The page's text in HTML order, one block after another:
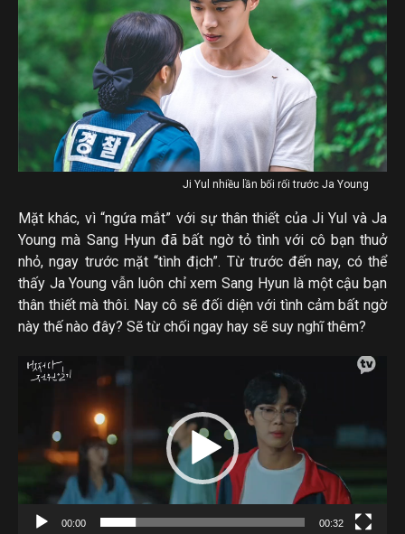
Ji Yul nhiều lần bối rối trước Ja Young
Mặt khác, vì “ngứa mắt” với sự thân thiết của Ji Yul và Ja
Young mà Sang Hyun đã bất ngờ tỏ tình với cô bạn thuở
nhỏ, ngay trước mặt “tình địch”. Từ trước đến nay, có thể
thấy Ja Young vẫn luôn chỉ xem Sang Hyun là một cậu bạn
thân thiết mà thôi. Nay cô sẽ đối diện với tình cảm bất ngờ
này thế nào đây? Sẽ từ chối ngay hay sẽ suy nghĩ thêm?
ì
n
h
c
h
00:00 00:32